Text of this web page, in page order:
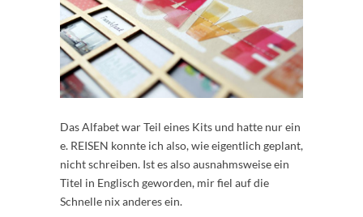
Das Alfabet war Teil eines Kits und hatte nur ein
e. REISEN konnte ich also, wie eigentlich geplant,
nicht schreiben. Ist es also ausnahmsweise ein
Titel in Englisch geworden, mir fiel auf die
Schnelle nix anderes ein.